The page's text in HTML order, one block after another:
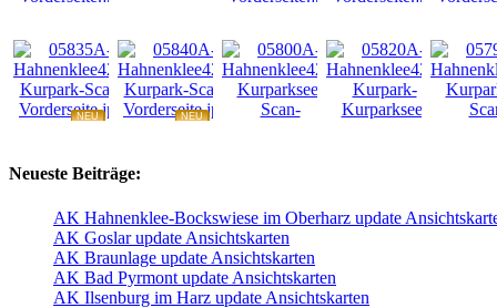
NEU
NEU
Neueste Beiträge:
AK Hahnenklee-Bockswiese im Oberharz update
AK Goslar update Ansichtskarten
AK Braunlage update Ansichtskarten
AK Bad Pyrmont update Ansichtskarten
AK Ilsenburg im Harz update Ansichtskarten